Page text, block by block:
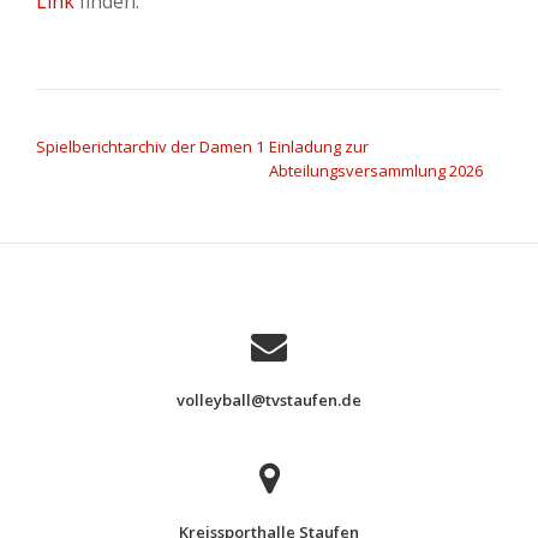
Spielberichtarchiv der Damen 1 Einladung zur
Abteilungsversammlung 2026
volleyball@tvstaufen.de
Kreissporthalle Staufen